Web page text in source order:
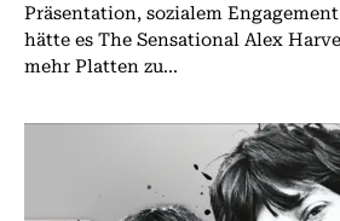
Präsentation, sozialem
hätte es The Sensational Alex
mehr Platten zu...